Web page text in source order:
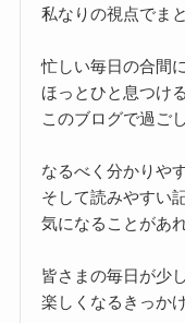
私なりの視点でま
忙しい毎日の合間に
ほっとひと息つけ
このブログで過ご
なるべく分かりやす
そして読みやすい
気になることがあ
皆さまの毎日が少
楽しくなるきっか